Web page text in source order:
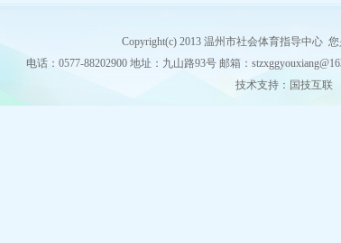
Copyright(c) 2013 温州市社会体育指导中心
电话：0577-88202900 地址：九山路93号 邮箱：
技术支持： 国技互联